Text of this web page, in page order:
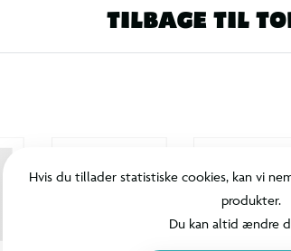
TILBAGE TIL
Hvis du tillader statistiske cookies, kan vi
produkter.
Du kan altid ændre